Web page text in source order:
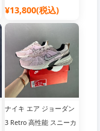
ー メンズ用 人気商品 ス
引セール中 愛好者必見
¥13,800(税込)
ナイキ エア ジョーダン
3 Retro 高性能 スニーカ